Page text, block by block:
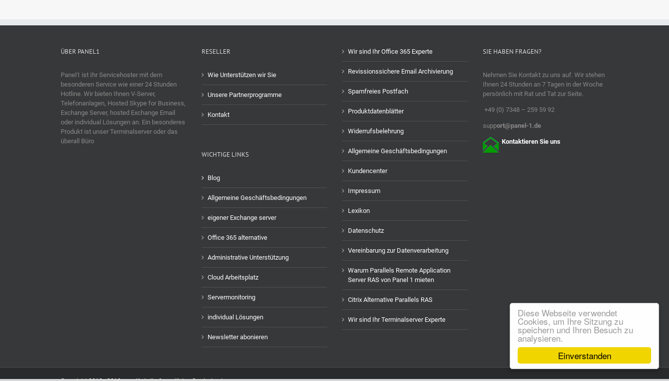
Einverstanden
Diese Webseite verwendet
Cookies, um Ihre Sitzung zu
speichern und Ihren Besuch zu
analysieren.
ÜBER PANEL1
Panel1 ist Ihr Servicehoster mit dem
besonderen Service wie einer 24 Stunden
Hotline. Wir bieten Ihnen V-Server,
Telefonanlagen, Hosted Skype for Business,
Exchange Server, hosted Exchange Email
oder individual Lösungen an. Ein besonderes
Produkt ist unser Terminalserver oder das
überall Büro
RESELLER
Wie Unterstützen wir Sie
Unsere Partnerprogramme
Kontakt
WICHTIGE LINKS
Blog
Allgemeine Geschäftsbedingungen
eigener Exchange server
Office 365 alternative
Administrative Unterstützung
Cloud Arbeitsplatz
Servermonitoring
individual Lösungen
Newsletter abonieren
Wir sind Ihr Office 365 Experte
Revissionssichere Email Archivierung
Spamfreies Postfach
Produktdatenblätter
Widerrufsbelehrung
Allgemeine Geschäftsbedingungen
Kundencenter
Impressum
Lexikon
Datenschutz
Vereinbarung zur Datenverarbeitung
Warum Parallels Remote Application
Server RAS von Panel 1 mieten
Citrix Alternative Parallels RAS
Wir sind Ihr Terminalserver Experte
SIE HABEN FRAGEN?
Nehmen Sie Kontakt zu uns auf. Wir stehen
Ihnen 24 Stunden an 7 Tagen in der Woche
persönlich mit Rat und Tat zur Seite.
+49 (0) 7348 – 259 59 92
support@panel-1.de
Kontaktieren Sie uns